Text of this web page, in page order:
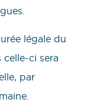
légale du
celle-ci sera
par